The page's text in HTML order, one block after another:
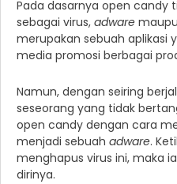
Pada dasarnya open candy
sebagai virus, adware
merupakan sebuah aplikasi
media promosi berbagai
Namun, dengan seiring
seseorang yang tidak
open candy dengan cara
menjadi sebuah adware.
menghapus virus ini, maka
dirinya.